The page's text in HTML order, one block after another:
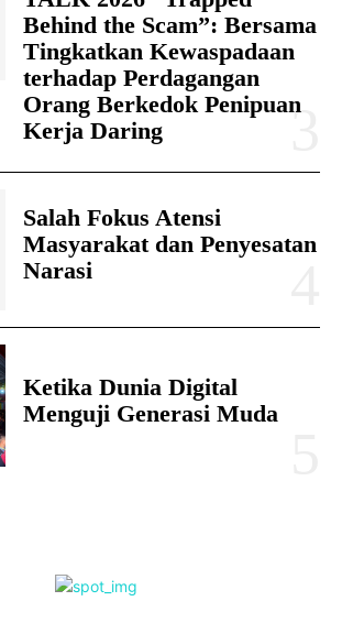
Behind the Scam”: Bersama
Tingkatkan Kewaspadaan
terhadap Perdagangan
Orang Berkedok Penipuan
Kerja Daring
Salah Fokus Atensi
Masyarakat dan Penyesatan
Narasi
Ketika Dunia Digital
Menguji Generasi Muda